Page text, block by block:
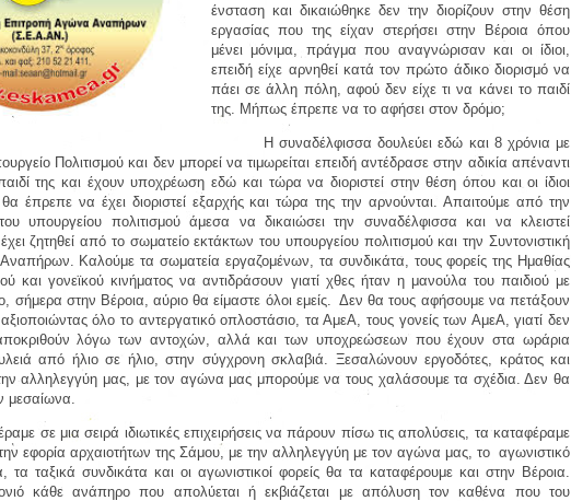
ένσταση και δικαιώθηκε δεν την διορίζουν στην θέση
εργασίας που της είχαν στερήσει στην Βέροια όπου
μένει μόνιμα, πράγμα που αναγνώρισαν και οι ίδιοι,
επειδή είχε αρνηθεί κατά τον πρώτο άδικο διορισμό να
πάεισε άλλη πόλη, αφού δεν είχε τι να κάνει το παιδί
της. Μήπως έπρεπε να το αφήσει στον δρόμο;
Η συναδέλφισσα δουλεύει εδώ και 8 χρόνια με
Πολιτισμού και δεν μπορεί να τιμωρείται επειδή αντέδρασε στην αδικία απέναντι
της και έχουν υποχρέωση εδώ και τώρα να διοριστεί στην θέση όπου και οι ίδιοι
έπρεπε να έχει διοριστεί εξαρχής και τώρα της την αρνούνται. Απαιτούμε από την
υπουργείου πολιτισμού άμεσα να δικαιώσει την συναδέλφισσα και να κλειστεί
ζητηθεί από το σωματείο εκτάκτων του υπουργείου πολιτισμού και την Συντονιστική
Καλούμε τα σωματεία εργαζομένων, τα συνδικάτα, τους φορείς της Ημαθίας
και γονεϊκού κινήματος να αντιδράσουν γιατί χθες ήταν η μανούλα του παιδιού με
σήμερα στην Βέροια, αύριο θα είμαστε όλοι εμείς.
Δεν θα τους αφήσουμε να πετάξουν
όλο το αντεργατικό οπλοστάσιο, τα ΑμεΑ, τους γονείς των ΑμεΑ, γιατί δεν
λόγω των αντοχών, αλλά και των υποχρεώσεων που έχουν στα ωράρια
από ήλιο σε ήλιο, στην σύγχρονη σκλαβιά. Ξεσαλώνουν εργοδότες, κράτος και
αλληλεγγύη μας, με τον αγώνα μας μπορούμε να τους χαλάσουμε τα σχέδια. Δεν θα
μεσαίωνα.
σε μια σειρά ιδιωτικές επιχειρήσεις να πάρουν πίσω τις απολύσεις, τα καταφέραμε
εφορία αρχαιοτήτων της Σάμου, με την αλληλεγγύη με τον αγώνα μας, το αγωνιστικό
τα ταξικά συνδικάτα και οι αγωνιστικοί φορείς θα τα καταφέρουμε και στην Βέροια.
κάθε ανάπηρο που απολύεται ή εκβιάζεται με απόλυση τον καθένα που του